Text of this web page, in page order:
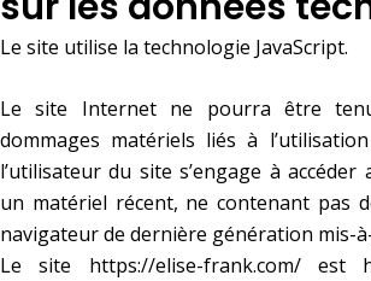
Le site utilise la technologie JavaScript.
Le site Internet ne pourra être
dommages matériels liés à
l’utilisateur du site s’engage à
un matériel récent, ne contenant pas
navigateur de dernière génération mis-
Le site https://elise-frank.com/est